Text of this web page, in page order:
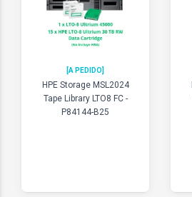
[A PEDIDO]
HPE Storage MSL2024
Tape Library LTO8 FC -
P84144-B25